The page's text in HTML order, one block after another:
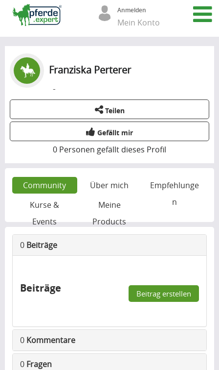
Anmelden
Mein Konto
Franziska Perterer
-
Teilen
Gefällt mir
0 Personen gefällt dieses Profil
Community Über mich
Empfehlunge
n
Kurse &
Events
Meine
Products
0 Beiträge
Beiträge Beitrag erstellen
0 Kommentare
0 Fragen